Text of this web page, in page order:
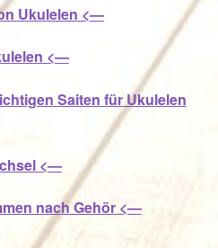
Ukulelen <—
<—
Saiten für Ukulelen
<—
nach Gehör <—